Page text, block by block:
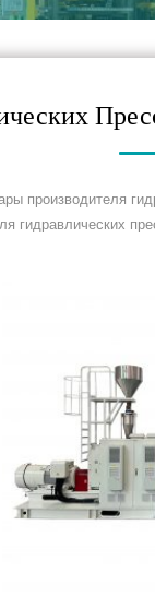
производителя
гидравлических